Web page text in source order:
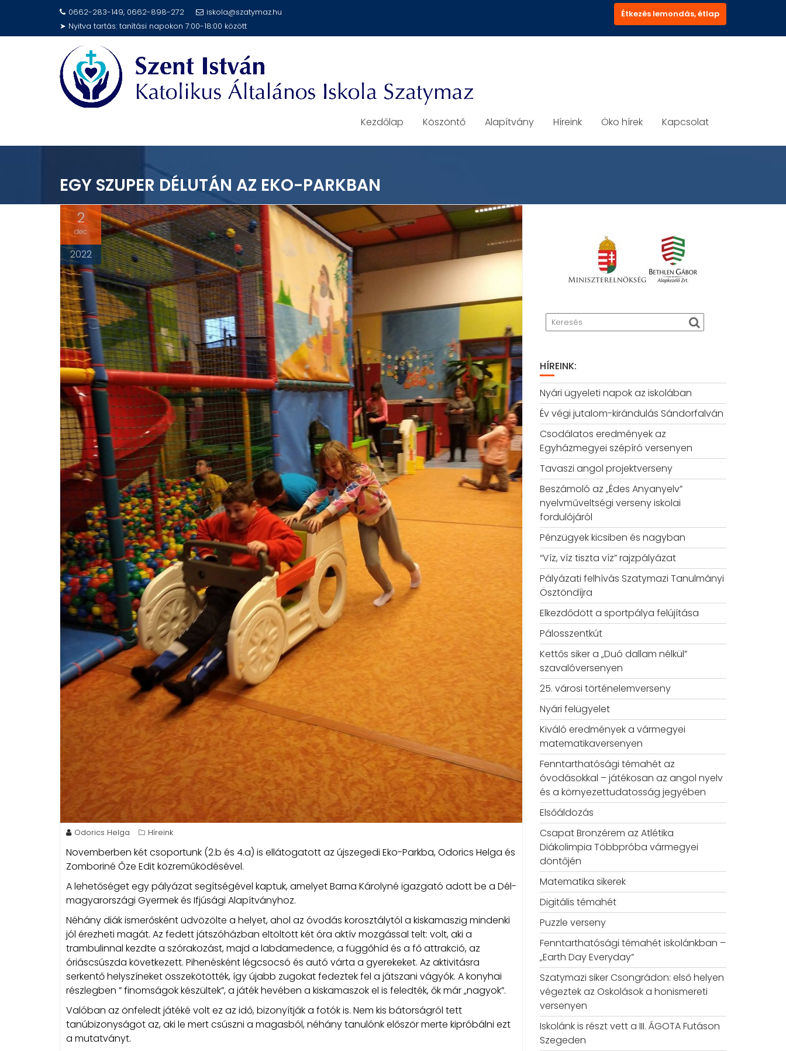
content
0662-283-149, 0662-898-272
iskola@szatymaz.hu
➤ Nyitva tartás: tanítási napokon 7:00-18:00 között
Étkezés lemondás, étlap
Kezdőlap Köszöntő Alapítvány Híreink Öko hírek Kapcsolat
EGY SZUPER DÉLUTÁN AZ EKO-PARKBAN
2
dec
2022
Odorics Helga Híreink
Novemberben két csoportunk (2.b és 4.a) is ellátogatott az újszegedi Eko-Parkba, Odorics Helga és
Zomboriné Őze Edit közreműködésével.
A lehetőséget egy pályázat segítségével kaptuk, amelyet Barna Károlyné igazgató adott be a Dél-
magyarországi Gyermek és Ifjúsági Alapítványhoz.
Néhány diák ismerősként üdvözölte a helyet, ahol az óvodás korosztálytól a kiskamaszig mindenki
jól érezheti magát. Az fedett játszóházban eltöltött két óra aktív mozgással telt: volt, aki a
trambulinnal kezdte a szórakozást, majd a labdamedence, a függőhíd és a fő attrakció, az
óriáscsúszda következett. Pihenésként légcsocsó és autó várta a gyerekeket. Az aktivitásra
serkentő helyszíneket összekötötték, így újabb zugokat fedeztek fel a játszani vágyók. A konyhai
részlegben ” finomságok készültek”, a játék hevében a kiskamaszok el is feledték, ők már „nagyok”.
Valóban az önfeledt játéké volt ez az idő, bizonyítják a fotók is. Nem kis bátorságról tett
tanúbizonyságot az, aki le mert csúszni a magasból, néhány tanulónk először merte kipróbálni ezt
a mutatványt.
HÍREINK:
Nyári ügyeleti napok az iskolában
Év végi jutalom-kirándulás Sándorfalván
Csodálatos eredmények az
Egyházmegyei szépíró versenyen
Tavaszi angol projektverseny
Beszámoló az „Édes Anyanyelv”
nyelvműveltségi verseny iskolai
fordulójáról
Pénzügyek kicsiben és nagyban
“Víz, víz tiszta víz” rajzpályázat
Pályázati felhívás Szatymazi Tanulmányi
Ösztöndíjra
Elkezdődött a sportpálya felújítása
Pálosszentkút
Kettős siker a „Duó dallam nélkül”
szavalóversenyen
25. városi történelemverseny
Nyári felügyelet
Kiváló eredmények a vármegyei
matematikaversenyen
Fenntarthatósági témahét az
óvodásokkal – játékosan az angol nyelv
és a környezettudatosság jegyében
Elsőáldozás
Csapat Bronzérem az Atlétika
Diákolimpia Többpróba vármegyei
döntőjén
Matematika sikerek
Digitális témahét
Puzzle verseny
Fenntarthatósági témahét iskolánkban –
„Earth Day Everyday”
Szatymazi siker Csongrádon: első helyen
végeztek az Oskolások a honismereti
versenyen
Iskolánk is részt vett a III. ÁGOTA Futáson
Szegeden